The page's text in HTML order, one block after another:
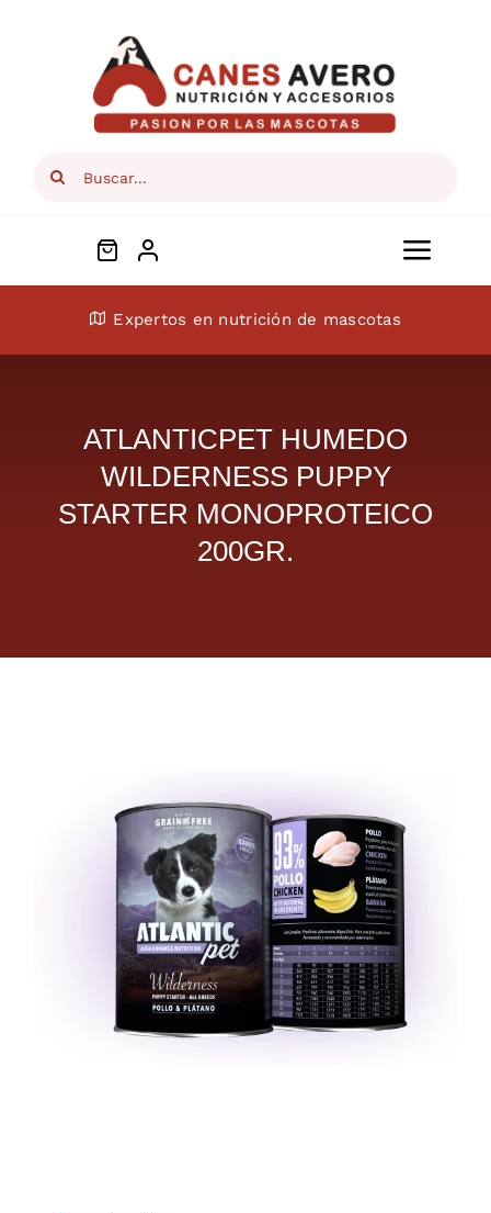
Search
Conócenos
Super Ofertas
Expertos en nutrición de mascotas
ATLANTICPET HUMEDO
WILDERNESS PUPPY
STARTER MONOPROTEICO
200GR.